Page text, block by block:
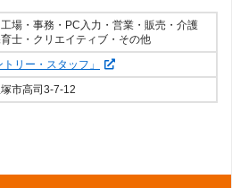
場・事務・PC入力・営業・販売・介護
士・クリエイティブ・その他
トリー・スタッフ」
塚市高司3-7-12